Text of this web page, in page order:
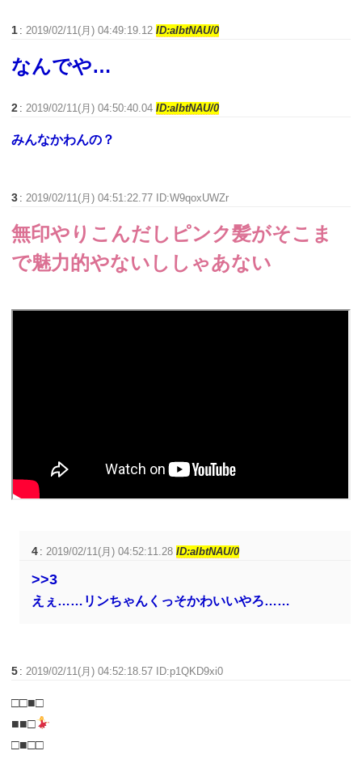
1 :2019/02/11(月) 04:49:19.12ID:aIbtNAU/0
なんでや…
2 :2019/02/11(月) 04:50:40.04ID:aIbtNAU/0
みんなかわんの？
3 :2019/02/11(月) 04:51:22.77 ID:W9qoxUWZr
無印やりこんだしピンク髪がそこま
で魅力的やないししゃあない
4 : 2019/02/11(月) 04:52:11.28ID:aIbtNAU/0
>>3
えぇ……リンちゃんくっそかわいいやろ……
5 : 2019/02/11(月) 04:52:18.57 ID:p1QKD9xi0
□□■□
■■□
□■□□